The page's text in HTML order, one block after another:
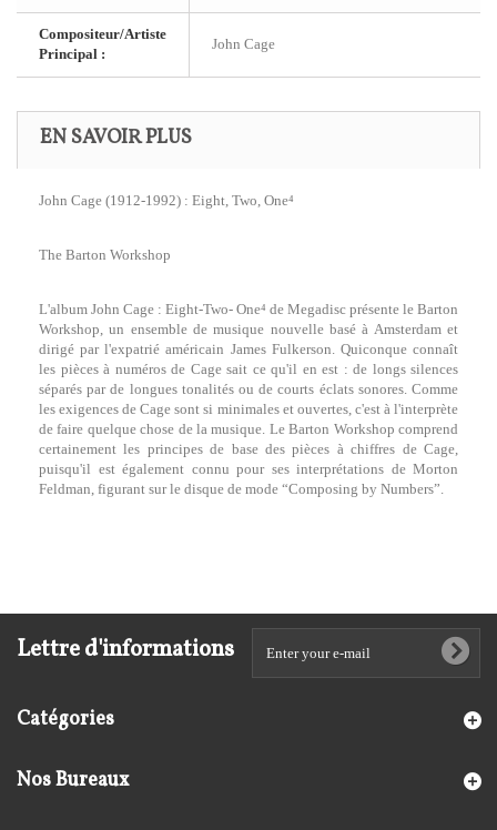
Compositeur/Artiste
Principal :
John Cage
EN SAVOIR PLUS
John Cage (1912-1992) : Eight, Two, One⁴
The Barton Workshop
L'album John Cage : Eight-Two- One⁴ de Megadisc présente le Barton
Workshop, un ensemble de musique nouvelle basé à Amsterdam et
dirigé par l'expatrié américain James Fulkerson. Quiconque connaît
les pièces à numéros de Cage sait ce qu'il en est : de longs silences
séparés par de longues tonalités ou de courts éclats sonores. Comme
les exigences de Cage sont si minimales et ouvertes, c'est à l'interprète
de faire quelque chose de la musique. Le Barton Workshop comprend
certainement les principes de base des pièces à chiffres de Cage,
puisqu'il est également connu pour ses interprétations de Morton
Feldman, figurant sur le disque de mode “Composing by Numbers”.
Lettre d'informations
Catégories
Nos Bureaux